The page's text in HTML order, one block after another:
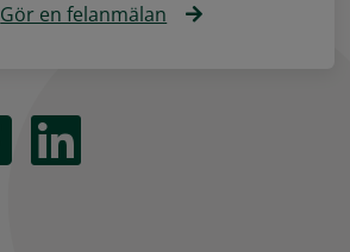
Gör en felanmälan